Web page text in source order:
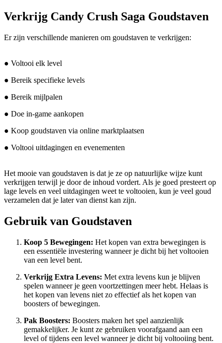
Verkrijg Candy Crush Saga Goudstaven
Er zijn verschillende manieren om goudstaven te verkrijgen:
● Voltooi elk level
● Bereik specifieke levels
● Bereik mijlpalen
● Doe in-game aankopen
● Koop goudstaven via online marktplaatsen
● Voltooi uitdagingen en evenementen
Het mooie van goudstaven is dat je ze op natuurlijke wijze kunt
verkrijgen terwijl je door de inhoud vordert. Als je goed presteert op
lage levels en veel uitdagingen weet te voltooien, kun je veel goud
verzamelen dat je later van dienst kan zijn.
Gebruik van Goudstaven
Koop 5 Bewegingen: Het kopen van extra bewegingen is
een essentiële investering wanneer je dicht bij het voltooien
van een level bent.
Verkrijg Extra Levens: Met extra levens kun je blijven
spelen wanneer je geen voortzettingen meer hebt. Helaas is
het kopen van levens niet zo effectief als het kopen van
boosters of bewegingen.
Pak Boosters: Boosters maken het spel aanzienlijk
gemakkelijker. Je kunt ze gebruiken voorafgaand aan een
level of tijdens een level wanneer je dicht bij voltooiing bent.